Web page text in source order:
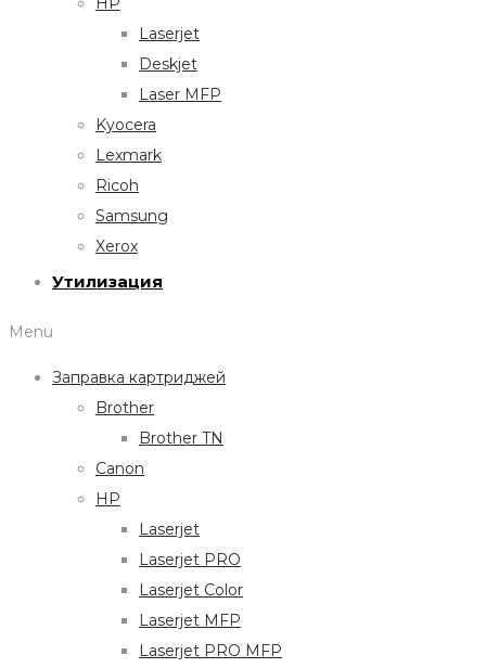
Laserjet
Deskjet
Laser MFP
Kyocera
Lexmark
Ricoh
Samsung
Xerox
Утилизация
Menu
Заправка картриджей
Brother
Brother TN
Canon
HP
Laserjet
Laserjet PRO
Laserjet Color
Laserjet MFP
Laserjet PRO MFP